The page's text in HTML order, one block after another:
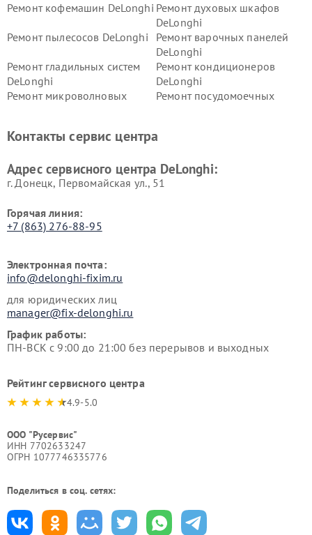
Ремонт кофемашин DeLonghi Ремонт духовых шкафов
DeLonghi
Ремонт пылесосов DeLonghi
Ремонт варочных панелей
DeLonghi
Ремонт гладильных систем
DeLonghi
Ремонт кондиционеров
DeLonghi
Ремонт микроволновых
Ремонт посудомоечных
DeLonghi
DeLonghi
Контакты сервис центра
Адрес сервисного центра DeLonghi:
г. Донецк, Первомайская ул., 51
Горячая линия:
+7 (863) 276-88-95
Электронная почта:
info@delonghi-fixim.ru
для юридических лиц
manager@fix-delonghi.ru
График работы:
ПН-ВСК с 9:00 до 21:00 без перерывов и выходных
Рейтинг сервисного центра
4.9-5.0
ООО "Русервис"
ИНН 7702633247
ОГРН 1077746335776
Поделиться в соц. сетях: